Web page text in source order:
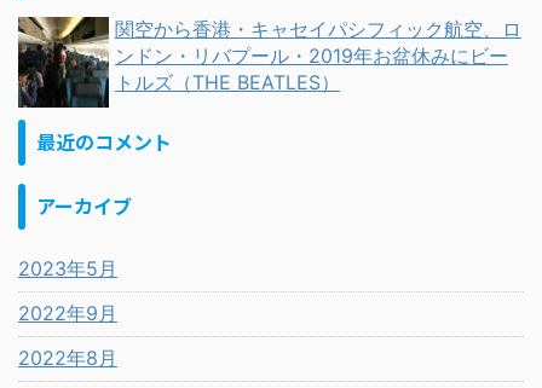
関空から香港・キャセイパシフィック航空、ロ
ンドン・リバプール・2019年お盆休みにビー
トルズ（THE BEATLES）
最近のコメント
アーカイブ
2023年5月
2022年9月
2022年8月